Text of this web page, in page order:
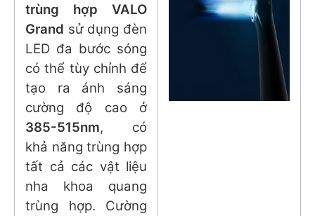
trùng hợp VALO
Grand sử dụng đèn
LED đa bước sóng
có thể tùy chỉnh để
tạo ra ánh sáng
cường độ cao ở
385-515nm, có
khả năng trùng hợp
tất cả các vật liệu
nha khoa quang
trùng hợp. Cường